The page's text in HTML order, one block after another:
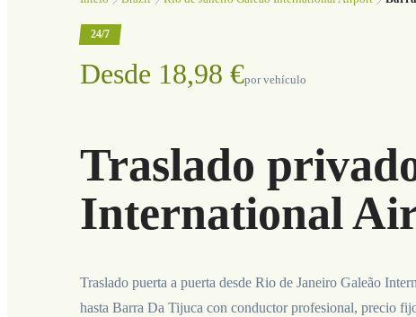
24/7
Desde 18,98 €por vehículo
Traslado
International
Traslado puerta a puerta desde Rio de Janeiro Galeão
hasta Barra Da Tijuca con conductor profesional, precio